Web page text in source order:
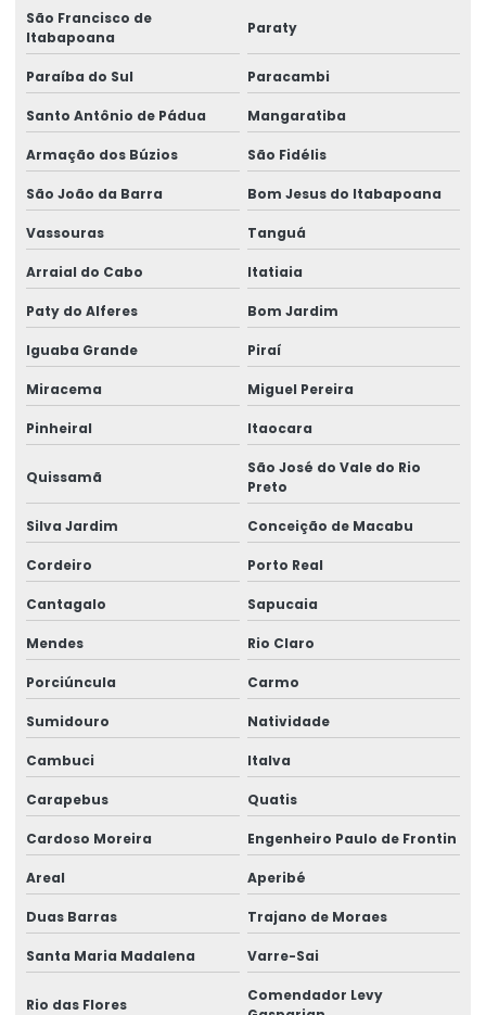
Instalação De Pontes Rolantes Com Segurança
Instalação de nr 12 em pontes rolantes
Inversor de frequência para ponte rolante
Laudo de ponte rolante
Manutenção Corretiva De Pontes Rolantes
Manutenção corretiva de ponte rolante em am
Manutenção corretiva de ponte rolante em sc
Manutenção corretiva em pontes rolantes
Manutenção corretiva em talhas
Manutenção De Pontes Rolantes
Manutenção ponte rolante
Manutenção ponte rolante rio de janeiro
Manutenção ponte rolante santa catarina
Manutenção ponte rolante swf
Manutenção preventiva de ponte rolante em am
Manutenção preventiva ponte rolante araquari
Manutenção preventiva ponte rolante caxias do sul
Manutenção preventiva ponte rolante curitiba
Manutenção preventiva ponte rolante itajaí
Manutenção preventiva ponte rolante jaraguá do sul
Manutenção preventiva ponte rolante joinville
São Francisco de
Itabapoana
Paraty
Paraíba do Sul Paracambi
Santo Antônio de Pádua Mangaratiba
Armação dos Búzios São Fidélis
São João da Barra Bom Jesus do Itabapoana
Vassouras Tanguá
Arraial do Cabo Itatiaia
Paty do Alferes Bom Jardim
Iguaba Grande Piraí
Miracema Miguel Pereira
Pinheiral Itaocara
Quissamã
São José do Vale do Rio
Preto
Silva Jardim Conceição de Macabu
Cordeiro Porto Real
Cantagalo Sapucaia
Mendes Rio Claro
Porciúncula Carmo
Sumidouro Natividade
Cambuci Italva
Carapebus Quatis
Cardoso Moreira Engenheiro Paulo de Frontin
Areal Aperibé
Duas Barras Trajano de Moraes
Santa Maria Madalena Varre-Sai
Rio das Flores
Comendador Levy